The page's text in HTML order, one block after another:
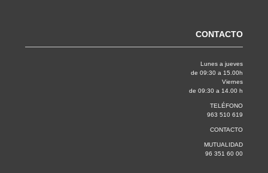
CONTACTO
Lunes a jueves
de 09:30 a 15.00h
Viernes
de 09:30 a 14.00 h
TELÉFONO
963 510 619
CONTACTO
MUTUALIDAD
96 351 60 00